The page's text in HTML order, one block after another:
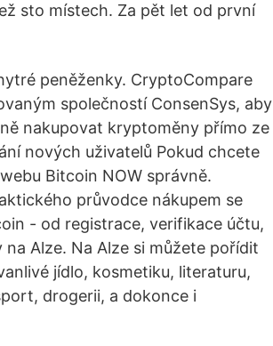
sto místech. Za pět let od první
peněženky. CryptoCompare
společností ConsenSys, aby
nakupovat kryptoměny přímo ze
nových uživatelů Pokud chcete
Bitcoin NOW správně.
průvodce nákupem se
- od registrace, verifikace účtu,
Alze. Na Alze si můžete pořídit
jídlo, kosmetiku, literaturu,
drogerii, a dokonce i